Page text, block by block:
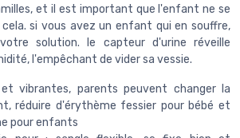
et il est important que l'enfant ne se
si vous avez un enfant qui en souffre,
solution. le capteur d'urine réveille
l'empêchant de vider sa vessie.
vibrantes, parents peuvent changer la
réduire d'érythème fessier pour bébé et
pour enfants